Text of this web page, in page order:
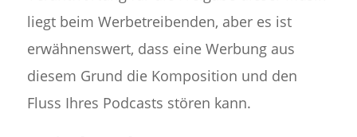
liegt beim Werbetreibenden, aber es ist
erwähnenswert, dass eine Werbung aus
diesem Grund die Komposition und den
Fluss Ihres Podcasts stören kann.